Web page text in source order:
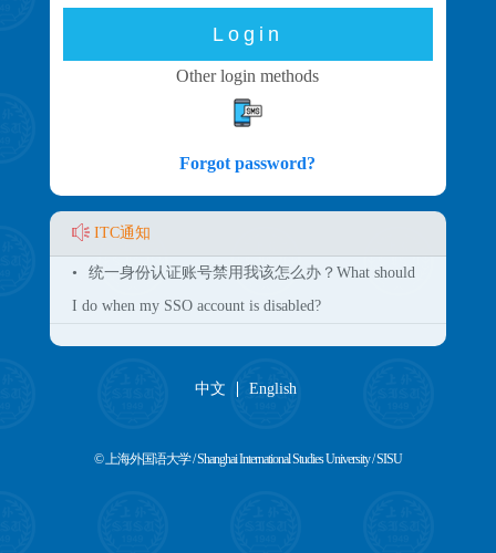
Other login methods
Forgot password?
ITC通知
•
统一身份认证账号禁用我该怎么办？What should
I do when my SSO account is disabled?
中文 English
© 上海外国语大学 / Shanghai International Studies University / SISU